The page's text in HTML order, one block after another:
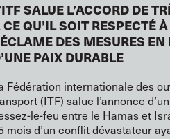
SALUE L’ACCORD DE
QU’IL SOIT RESPECTÉ
DES MESURES EN
PAIX DURABLE
Fédération internationale des
(ITF) salue l’annonce
le-feu entre le Hamas et
mois d’un conflit dévastateur